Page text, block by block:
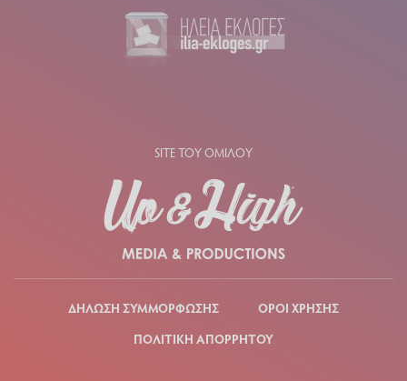
SITE ΤΟΥ ΟΜΙΛΟΥ
ΔΗΛΩΣΗ ΣΥΜΜΟΡΦΩΣΗΣ
ΟΡΟΙ ΧΡΗΣΗΣ
ΠΟΛΙΤΙΚΗ ΑΠΟΡΡΗΤΟΥ